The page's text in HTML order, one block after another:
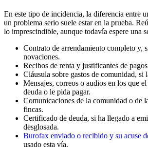
En este tipo de incidencia, la diferencia entre
un problema serio suele estar en la prueba.
lo imprescindible, aunque todavía espere una
Contrato de arrendamiento completo y,
novaciones.
Recibos de renta y justificantes de
Cláusula sobre gastos de comunidad, si
Mensajes, correos o audios en los que
deuda o le pida pagar.
Comunicaciones de la comunidad o de
fincas.
Certificado de deuda, si ha llegado a
desglosada.
Burofax enviado o recibido y su acuse
usado esta vía.